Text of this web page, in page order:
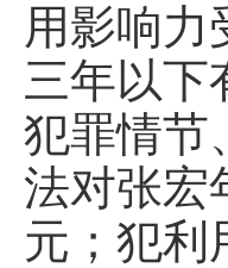
用影响力
三年以下
犯罪情节
法对张宏
元；犯利